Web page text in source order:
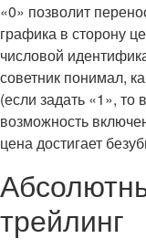
«0» позволит
графика в сторону
числовой
советник понимал,
(если задать «1»,
возможность
цена достигает
трейлинг